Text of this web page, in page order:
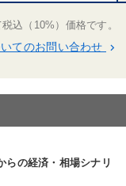
込（10%）価格です。
てのお問い合わせ keyboard_arrow_right
らの経済・相場シナリ